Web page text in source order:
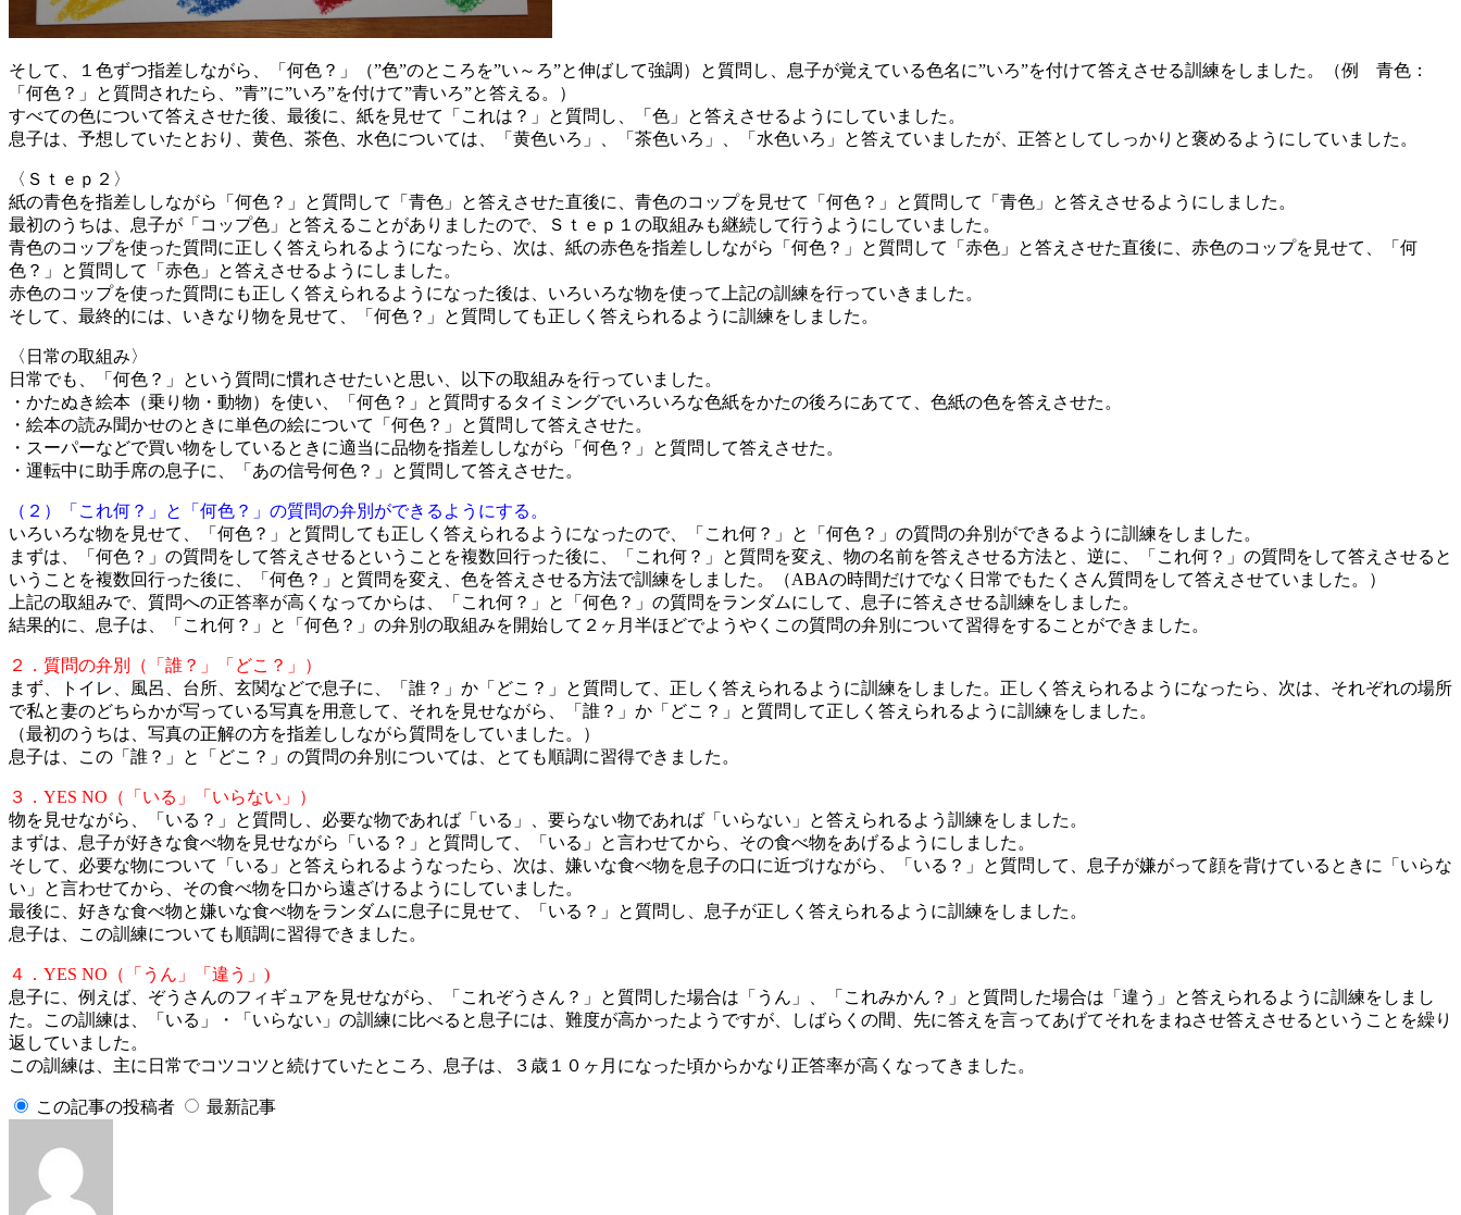
そして、１色ずつ指差しながら、「何色？」（”色”のところを”い～ろ”と伸ばして強調）と質問し、息子が覚えている色名に”いろ”を付けて答えさせる訓練をしました。（例 青色：
「何色？」と質問されたら、”青”に”いろ”を付けて”青いろ”と答える。）
すべての色について答えさせた後、最後に、紙を見せて「これは？」と質問し、「色」と答えさせるようにしていました。
息子は、予想していたとおり、黄色、茶色、水色については、「黄色いろ」、「茶色いろ」、「水色いろ」と答えていましたが、正答としてしっかりと褒めるようにしていました。
〈Ｓｔｅｐ２〉
紙の青色を指差ししながら「何色？」と質問して「青色」と答えさせた直後に、青色のコップを見せて「何色？」と質問して「青色」と答えさせるようにしました。
最初のうちは、息子が「コップ色」と答えることがありましたので、Ｓｔｅｐ１の取組みも継続して行うようにしていました。
青色のコップを使った質問に正しく答えられるようになったら、次は、紙の赤色を指差ししながら「何色？」と質問して「赤色」と答えさせた直後に、赤色のコップを見せて、「何
色？」と質問して「赤色」と答えさせるようにしました。
赤色のコップを使った質問にも正しく答えられるようになった後は、いろいろな物を使って上記の訓練を行っていきました。
そして、最終的には、いきなり物を見せて、「何色？」と質問しても正しく答えられるように訓練をしました。
〈日常の取組み〉
日常でも、「何色？」という質問に慣れさせたいと思い、以下の取組みを行っていました。
・かたぬき絵本（乗り物・動物）を使い、「何色？」と質問するタイミングでいろいろな色紙をかたの後ろにあてて、色紙の色を答えさせた。
・絵本の読み聞かせのときに単色の絵について「何色？」と質問して答えさせた。
・スーパーなどで買い物をしているときに適当に品物を指差ししながら「何色？」と質問して答えさせた。
・運転中に助手席の息子に、「あの信号何色？」と質問して答えさせた。
（２）「これ何？」と「何色？」の質問の弁別ができるようにする。
いろいろな物を見せて、「何色？」と質問しても正しく答えられるようになったので、「これ何？」と「何色？」の質問の弁別ができるように訓練をしました。
まずは、「何色？」の質問をして答えさせるということを複数回行った後に、「これ何？」と質問を変え、物の名前を答えさせる方法と、逆に、「これ何？」の質問をして答えさせると
いうことを複数回行った後に、「何色？」と質問を変え、色を答えさせる方法で訓練をしました。（ABAの時間だけでなく日常でもたくさん質問をして答えさせていました。）
上記の取組みで、質問への正答率が高くなってからは、「これ何？」と「何色？」の質問をランダムにして、息子に答えさせる訓練をしました。
結果的に、息子は、「これ何？」と「何色？」の弁別の取組みを開始して２ヶ月半ほどでようやくこの質問の弁別について習得をすることができました。
２．質問の弁別（「誰？」「どこ？」）
まず、トイレ、風呂、台所、玄関などで息子に、「誰？」か「どこ？」と質問して、正しく答えられるように訓練をしました。正しく答えられるようになったら、次は、それぞれの場所
で私と妻のどちらかが写っている写真を用意して、それを見せながら、「誰？」か「どこ？」と質問して正しく答えられるように訓練をしました。
（最初のうちは、写真の正解の方を指差ししながら質問をしていました。）
息子は、この「誰？」と「どこ？」の質問の弁別については、とても順調に習得できました。
３．YES NO（「いる」「いらない」）
物を見せながら、「いる？」と質問し、必要な物であれば「いる」、要らない物であれば「いらない」と答えられるよう訓練をしました。
まずは、息子が好きな食べ物を見せながら「いる？」と質問して、「いる」と言わせてから、その食べ物をあげるようにしました。
そして、必要な物について「いる」と答えられるようなったら、次は、嫌いな食べ物を息子の口に近づけながら、「いる？」と質問して、息子が嫌がって顔を背けているときに「いらな
い」と言わせてから、その食べ物を口から遠ざける ようにしていました。
最後に、好きな食べ物と嫌いな食べ物をランダムに息子に見せて、「いる？」と 質問し、息子が正しく答えられるように訓練をしました。
息子は、この訓練についても順調に習得できました。
４．YES NO（「うん」「違う」)
息子に、例えば、ぞうさんのフィギュアを見せながら、「これぞうさん？」と質問した場合は「うん」、「これみかん？」と質問した場合は「違う」と答えられるように訓練をしまし
た。この訓練は、「いる」・「いらない」の訓練に比べると息子には、難度が高かったようですが、しばらくの間、先に答えを言ってあげてそれをまねさせ答えさせるということを繰り
返していました。
この訓練は、主に日常でコツコツと続けていたところ、息子は、３歳１０ヶ月になった頃からかなり正答率が高くなってきました。
この記事の投稿者 最新記事